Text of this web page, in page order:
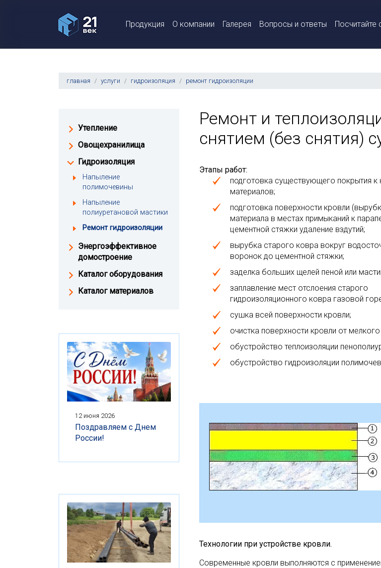
Продукция О компании Галерея Вопросы и ответы Посчитайте
главная услуги гидроизоляция ремонт гидроизоляции
Ремонт и
снятием (без снятия)
Этапы работ:
подготовка существующего покрытия к
материалов;
подготовка поверхности кровли
материала в местах примыканий к
цементной стяжки удаление вздутий;
вырубка старого ковра вокруг
воронок до цементной стяжки;
заделка больших щелей пеной или
заплавление мест отслоения старого
гидроизоляционного ковра газовой
сушка всей поверхности кровли;
очистка поверхности кровли от
обустройство теплоизоляции
обустройство гидроизоляции
Технологии при устройстве кровли.
Современные кровли выполняются с
Утепление
Овощехранилища
Гидроизоляция
Напыление
полимочевины
Напыление
полиуретановой мастики
Ремонт гидроизоляции
Энергоэффективное
домостроение
Каталог оборудования
Каталог материалов
12 июня 2026
Поздравляем с Днем
России!